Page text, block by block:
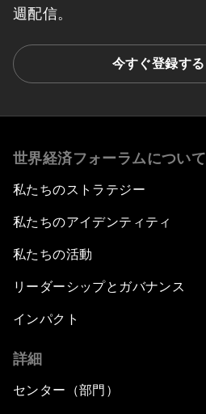
週配信。
今すぐ登録する
世界経済フォーラムについて
私たちのストラテジー
私たちのアイデンティティ
私たちの活動
リーダーシップとガバナンス
インパクト
詳細
センター（部門）